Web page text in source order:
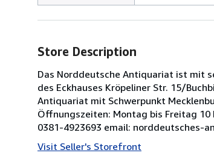
Store Description
Das Norddeutsche Antiquariat ist mit
des Eckhauses Kröpeliner Str. 15/
Antiquariat mit Schwerpunkt
Öffnungszeiten: Montag bis Freitag 10
0381-4923693 email: norddeutsches-
Visit Seller's Storefront